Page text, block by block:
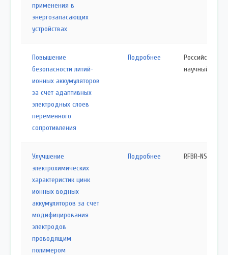
применения в
энергозапасающих
устройствах
Повышение
безопасности литий-
ионных аккумуляторов
за счет адаптивных
электродных слоев
переменного
сопротивления
Подробнее
Российский
научный фонд
Улучшение
электрохимических
характеристик цинк
ионных водных
аккумуляторов за счет
модифицирования
электродов
проводящим
полимером
Подробнее RFBR-NSFC